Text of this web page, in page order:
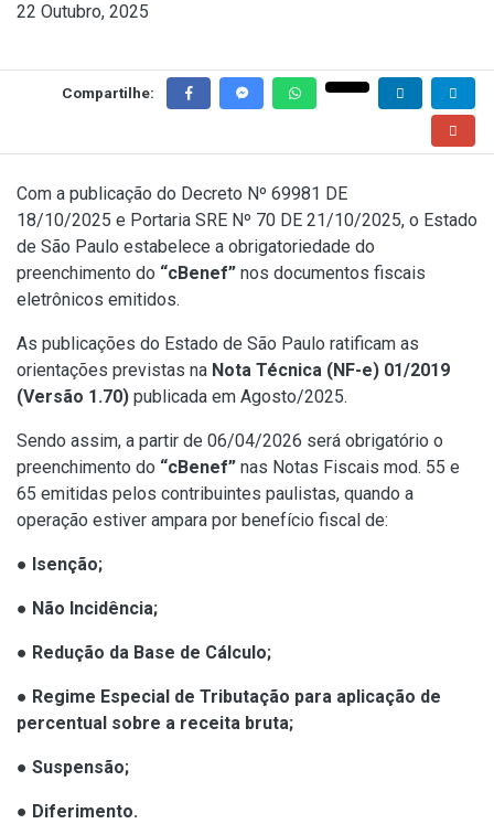
22 Outubro, 2025
Compartilhe:
Com a publicação do Decreto Nº 69981 DE
18/10/2025 e Portaria SRE Nº 70 DE 21/10/2025, o Estado
de São Paulo estabelece a obrigatoriedade do
preenchimento do “cBenef” nos documentos fiscais
eletrônicos emitidos.
As publicações do Estado de São Paulo ratificam as
orientações previstas na Nota Técnica (NF-e) 01/2019
(Versão 1.70) publicada em Agosto/2025.
Sendo assim, a partir de 06/04/2026 será obrigatório o
preenchimento do “cBenef” nas Notas Fiscais mod. 55 e
65 emitidas pelos contribuintes paulistas, quando a
operação estiver ampara por benefício fiscal de:
● Isenção;
● Não Incidência;
● Redução da Base de Cálculo;
● Regime Especial de Tributação para aplicação de
percentual sobre a receita bruta;
● Suspensão;
● Diferimento.